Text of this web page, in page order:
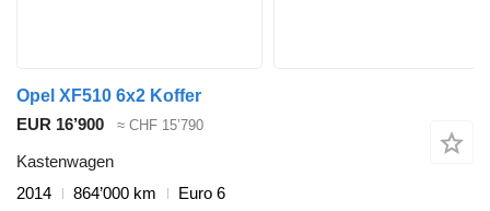
Opel XF510 6x2 Koffer
EUR 16’900
≈ CHF 15’790
Kastenwagen
2014
864’000 km
Euro 6